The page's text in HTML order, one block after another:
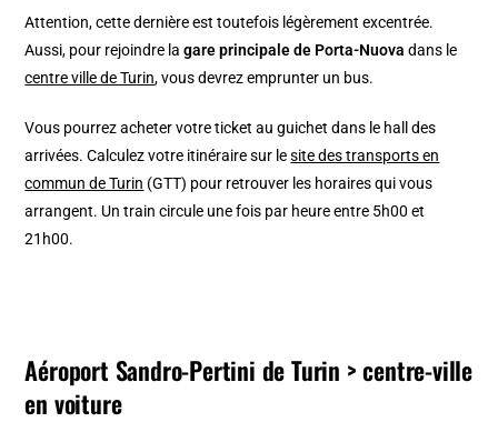
Attention, cette dernière est toutefois légèrement excentrée.
Aussi, pour rejoindre lagare principale de Porta-Nuovadans le
centre ville de Turin, vous devrez emprunter un bus.
Vous pourrez acheter votre ticket au guichet dans le hall des
arrivées. Calculez votre itinéraire sur lesite des transports en
commun de Turin (GTT) pour retrouver les horaires qui vous
arrangent. Un train circule une fois par heure entre 5h00 et
21h00.
Aéroport Sandro-Pertini de Turin > centre-ville
en voiture